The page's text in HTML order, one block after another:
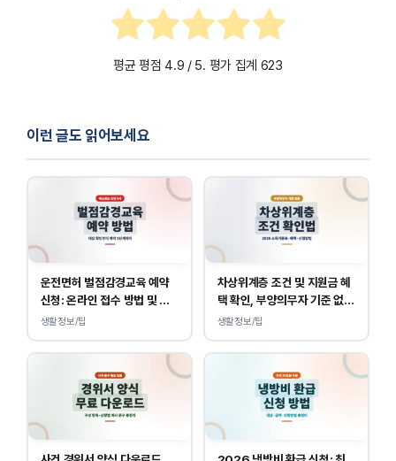
평균 평점 4.9 / 5. 평가 집계 623
이런 글도 읽어보세요
운전면허 벌점감경교육 예약
신청: 온라인 접수 방법 및 비
용 안내
생활정보/팁
차상위계층 조건 및 지원금 혜
택 확인, 부양의무자 기준 없
이 소득, 재산만 봅니다.
생활정보/팁